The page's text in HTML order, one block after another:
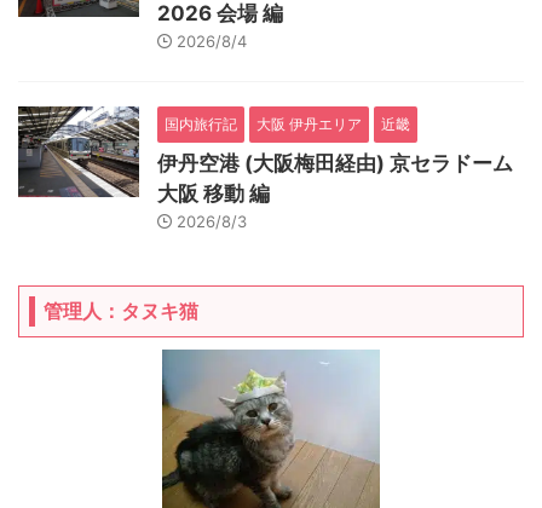
2026 会場 編
2026/8/4
国内旅行記 大阪 伊丹エリア 近畿
伊丹空港 (大阪梅田経由) 京セラドーム
大阪 移動 編
2026/8/3
管理人：タヌキ猫